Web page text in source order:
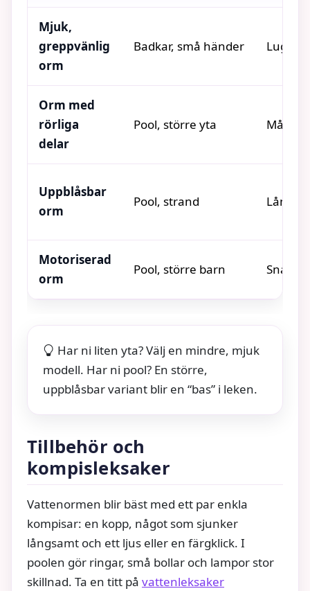
Mjuk,
greppvänlig
orm
Badkar, små händer Lugn,
Orm med
rörliga
delar
Pool, större yta
Uppblåsbar
orm
Pool, strand
Motoriserad
orm
Pool, större barn
Har ni liten yta? Välj en mindre, mjuk
modell. Har ni pool? En större,
uppblåsbar variant blir en “bas” i leken.
Tillbehör och
kompisleksaker
Vattenormen blir bäst med ett par enkla
kompisar: en kopp, något som sjunker
långsamt och ett ljus eller en färgklick. I
poolen gör ringar, små bollar och lampor stor
skillnad. Ta en titt på vattenleksaker